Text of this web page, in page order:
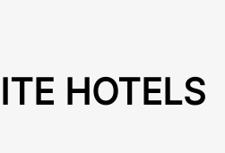
HOTELS